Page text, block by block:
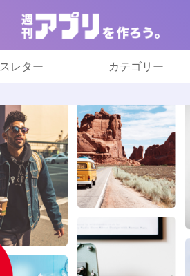
レター カテゴリー